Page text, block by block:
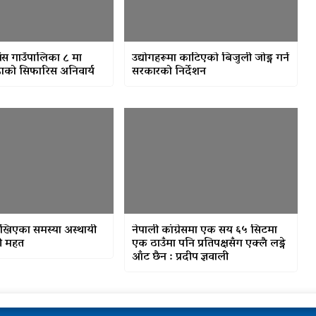
गाउँपालिका ८ मा
सिफारिस अनिवार्य
उद्योगहरूमा काटिएको बिजुली जोड्न गर्न
सरकारको निर्देशन
समस्या अस्थायी
महत
नेपाली कांग्रेसमा एक सय ६५ सिटमा
एक ठाउँमा पनि प्रतिपक्षसँग एक्लै लड्ने
आँट छैन : प्रदीप ज्ञवाली